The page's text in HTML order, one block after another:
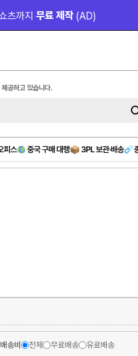
츠까지 무료 제작 (AD)
공하고 있습니다.
배송비 전체 무료배송
유료배송